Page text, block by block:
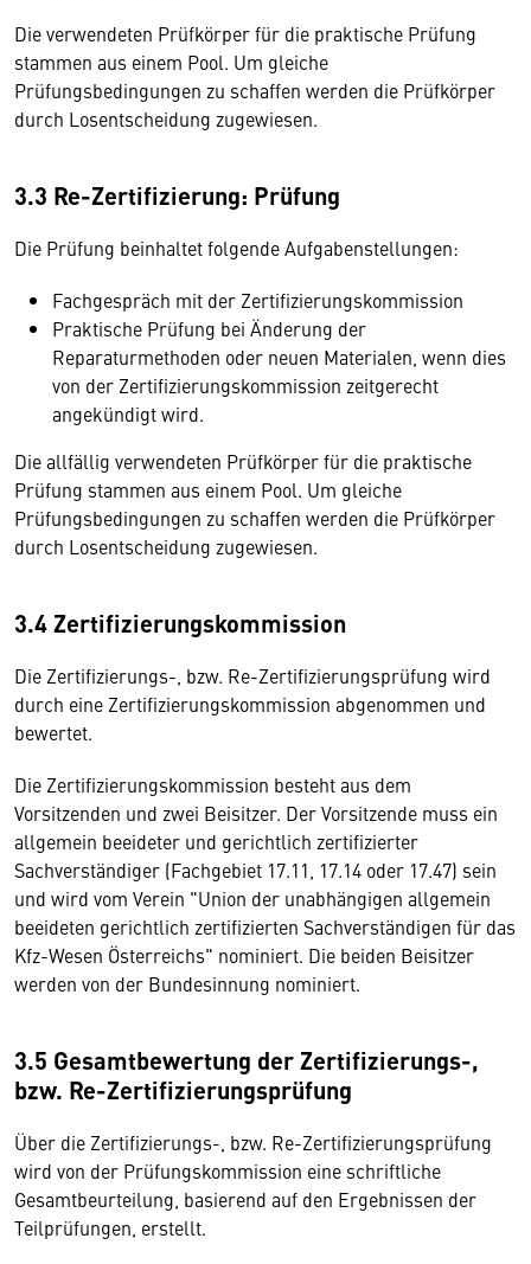
Die verwendeten Prüfkörper für die praktische Prüfung
stammen aus einem Pool. Um gleiche
Prüfungsbedingungen zu schaffen werden die Prüfkörper
durch Losentscheidung zugewiesen.
3.3 Re-Zertifizierung: Prüfung
Die Prüfung beinhaltet folgende Aufgabenstellungen:
Fachgespräch mit der Zertifizierungskommission
Praktische Prüfung bei Änderung der
Reparaturmethoden oder neuen Materialen, wenn dies
von der Zertifizierungskommission zeitgerecht
angekündigt wird.
Die allfällig verwendeten Prüfkörper für die praktische
Prüfung stammen aus einem Pool. Um gleiche
Prüfungsbedingungen zu schaffen werden die Prüfkörper
durch Losentscheidung zugewiesen.
3.4 Zertifizierungskommission
Die Zertifizierungs-, bzw. Re-Zertifizierungsprüfung wird
durch eine Zertifizierungskommission abgenommen und
bewertet.
Die Zertifizierungskommission besteht aus dem
Vorsitzenden und zwei Beisitzer. Der Vorsitzende muss ein
allgemein beeideter und gerichtlich zertifizierter
Sachverständiger (Fachgebiet 17.11, 17.14 oder 17.47) sein
und wird vom Verein "Union der unabhängigen allgemein
beeideten gerichtlich zertifizierten Sachverständigen für das
Kfz-Wesen Österreichs" nominiert. Die beiden Beisitzer
werden von der Bundesinnung nominiert.
3.5 Gesamtbewertung der Zertifizierungs-,
bzw. Re-Zertifizierungsprüfung
Über die Zertifizierungs-, bzw. Re-Zertifizierungsprüfung
wird von der Prüfungskommission eine schriftliche
Gesamtbeurteilung, basierend auf den Ergebnissen der
Teilprüfungen, erstellt.